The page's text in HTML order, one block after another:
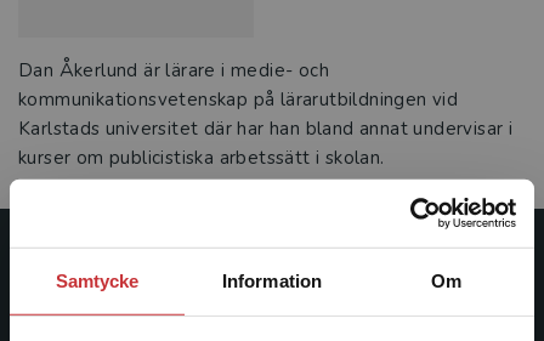
Samtycke Information Om
Dan Åkerlund är lärare i medie- och
kommunikationsvetenskap på lärarutbildningen vid
Karlstads universitet där har han bland annat undervisar i
kurser om publicistiska arbetssätt i skolan.
Studentlitteratur